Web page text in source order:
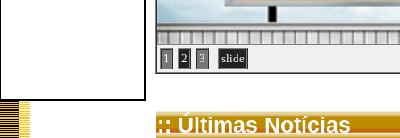
1 2 3 slide
:: Últimas Notícias